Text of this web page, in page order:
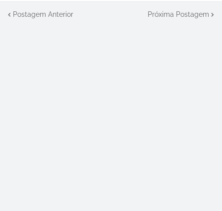
Postagem Anterior Próxima Postagem